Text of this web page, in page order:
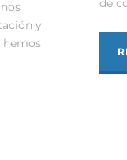
y
hemos
de